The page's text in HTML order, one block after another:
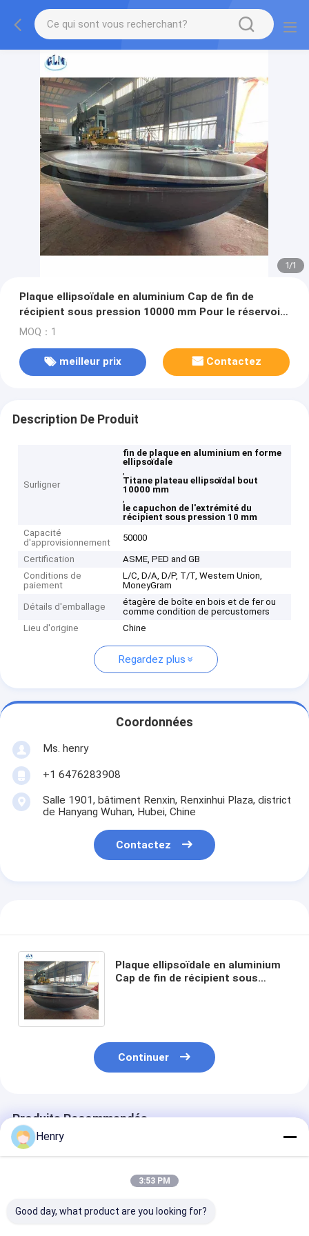
1/1
Plaque ellipsoïdale en aluminium Cap de fin de
récipient sous pression 10000 mm Pour le réservoir
de stockage
MOQ：1
meilleur prix Contactez
Description De Produit
Surligner
fin de plaque en aluminium en forme
ellipsoïdale
,
Titane plateau ellipsoïdal bout
10000 mm
,
le capuchon de l'extrémité du
récipient sous pression 10 mm
Capacité
d'approvisionnement
50000
Certification
ASME, PED and GB
Conditions de
paiement
L/C, D/A, D/P, T/T, Western Union,
MoneyGram
Détails d'emballage
étagère de boîte en bois et de fer ou
comme condition de percustomers
Lieu d'origine
Chine
Regardez plus
Coordonnées
Ms. henry
+1 6476283908
Salle 1901, bâtiment Renxin, Renxinhui Plaza, district
de Hanyang Wuhan, Hubei, Chine
Contactez
Plaque ellipsoïdale en aluminium
Cap de fin de récipient sous
Continuer
Produits Recommandés
Henry
3:53 PM
Good day, what product are you looking for?